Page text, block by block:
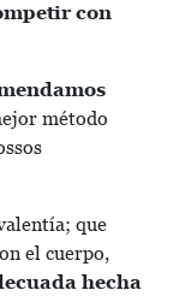
con
método
que
el cuerpo,
hecha